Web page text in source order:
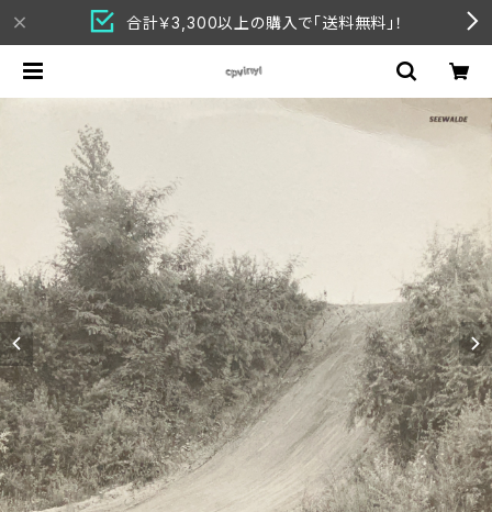
合計￥3,300以上の購入で「送料無料」！